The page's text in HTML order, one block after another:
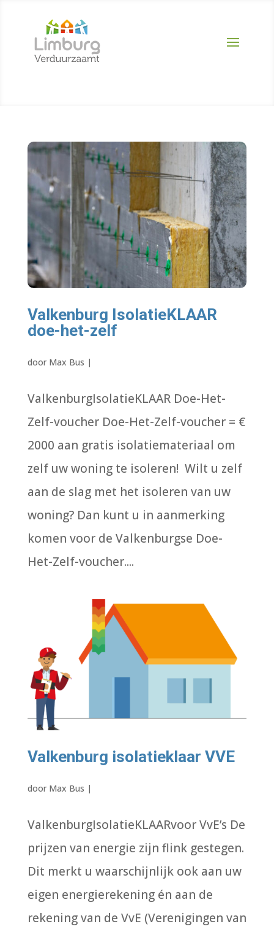
Valkenburg IsolatieKLAAR
doe-het-zelf
door Max Bus |
ValkenburgIsolatieKLAAR Doe-Het-
Zelf-voucher Doe-Het-Zelf-voucher = €
2000 aan gratis isolatiemateriaal om
zelf uw woning te isoleren! Wilt u zelf
aan de slag met het isoleren van uw
woning? Dan kunt u in aanmerking
komen voor de Valkenburgse Doe-
Het-Zelf-voucher....
Valkenburg isolatieklaar VVE
door Max Bus |
ValkenburgIsolatieKLAARvoor VvE’s De
prijzen van energie zijn flink gestegen.
Dit merkt u waarschijnlijk ook aan uw
eigen energierekening én aan de
rekening van de VvE (Verenigingen van